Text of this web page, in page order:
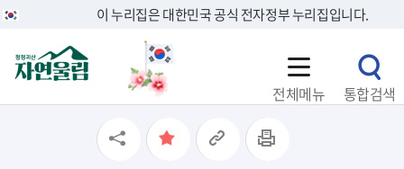
이 누리집은 대한민국 공식 전자정부 누리집입니다.
전체메뉴 통합검색